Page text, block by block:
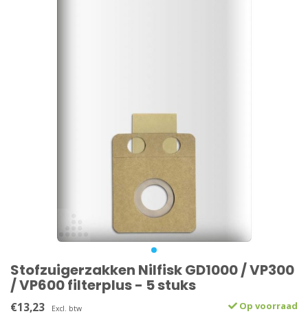
Stofzuigerzakken Nilfisk GD1000 / VP300
/ VP600 filterplus - 5 stuks
€13,23 Excl. btw Op voorraad